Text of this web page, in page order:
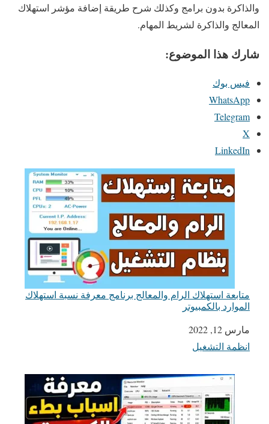
والذاكرة بدون برامج وكذلك شرح طريقة إضافة مؤشر استهلاك
المعالج والذاكرة لشريط المهام.
شارك هذا الموضوع:
فيس بوك
WhatsApp
Telegram
X
LinkedIn
متابعة استهلاك الرام والمعالج برنامج معرفة نسبة استهلاك
الموارد بالكمبيوتر
التاريخ
مارس 12, 2022
في ما يتعلق بما يأتي
انظمة التشغيل